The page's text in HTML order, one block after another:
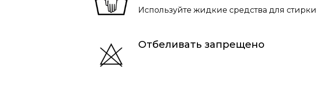
Используйте жидкие средства для стирки
Отбеливать запрещено